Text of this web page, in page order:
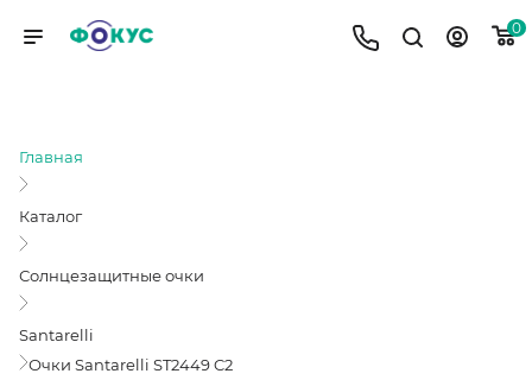
0
Главная
Каталог
Солнцезащитные очки
Santarelli
Очки Santarelli ST2449 C2